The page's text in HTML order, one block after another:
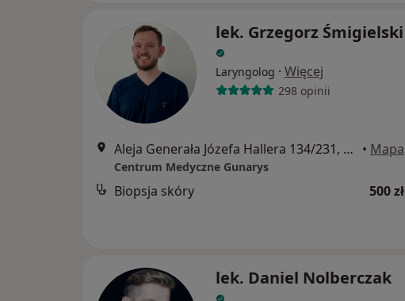
lek. Grzegorz Śmigielski
Laryngolog · Więcej
298 opinii
Aleja Generała Józefa Hallera 134/231, Gdańsk • Mapa
Centrum Medyczne Gunarys
Biopsja skóry 500 zł
lek. Daniel Nolberczak